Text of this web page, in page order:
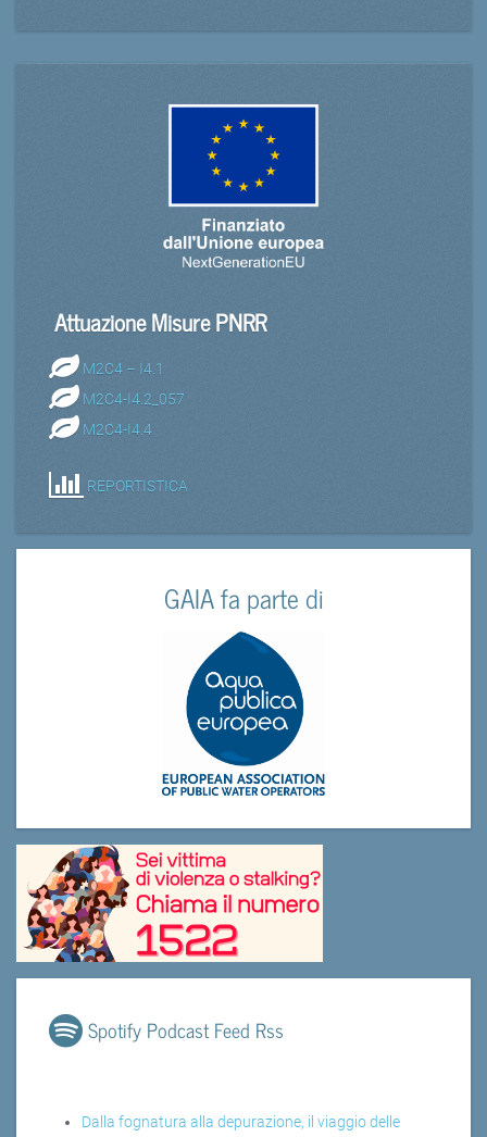
Attuazione Misure PNRR
M2C4 – I4.1
M2C4-I4.2_057
M2C4-I4.4
REPORTISTICA
GAIA fa parte di
Spotify Podcast Feed Rss
Dalla fognatura alla depurazione, il viaggio delle